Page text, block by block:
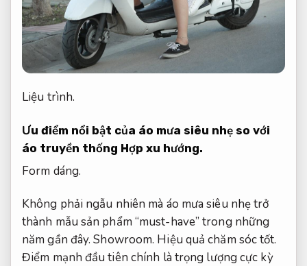
Liệu trình.
Ưu điểm nổi bật của áo mưa siêu nhẹ so với
áo truyền thống Hợp xu hướng.
Form dáng.
Không phải ngẫu nhiên mà áo mưa siêu nhẹ trở
thành mẫu sản phẩm “must-have” trong những
năm gần đây.Showroom. Hiệu quả chăm sóc tốt.
Điểm mạnh đầu tiên chính là trọng lượng cực kỳ